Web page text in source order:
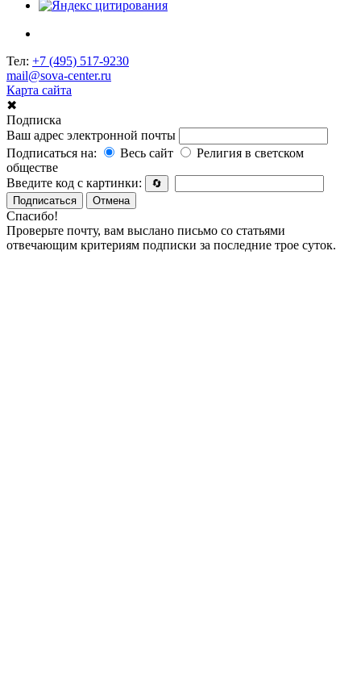
Тел: +7 (495) 517-9230
mail@sova-center.ru
Карта сайта
✖
Подписка
Ваш адрес электронной почты
Подписаться на:
Весь сайт
Религия в светском
обществе
Введите код с картинки:
🔄
Подписаться
Отмена
Спасибо!
Проверьте почту, вам выслано письмо со статьями
отвечающим критериям подписки за последние трое суток.